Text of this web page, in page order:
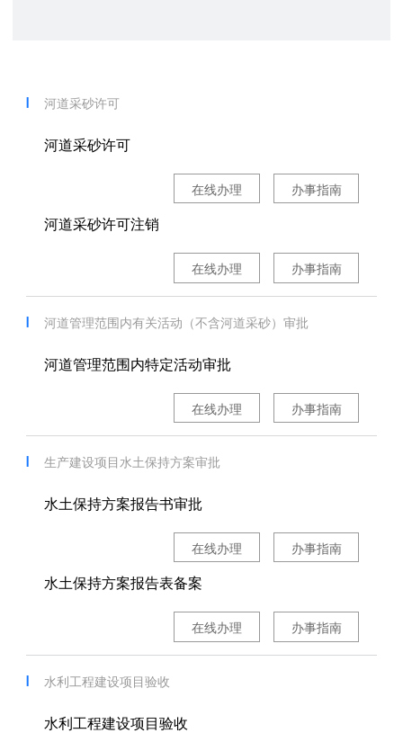
河道采砂许可
河道采砂许可
办事指南
在线办理
河道采砂许可注销
办事指南
在线办理
河道管理范围内有关活动（不含河道采砂）审批
河道管理范围内特定活动审批
办事指南
在线办理
生产建设项目水土保持方案审批
水土保持方案报告书审批
办事指南
在线办理
水土保持方案报告表备案
办事指南
在线办理
水利工程建设项目验收
水利工程建设项目验收